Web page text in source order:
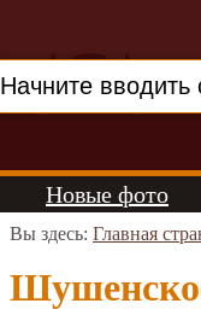
Новые фото
Вы здесь: Главная